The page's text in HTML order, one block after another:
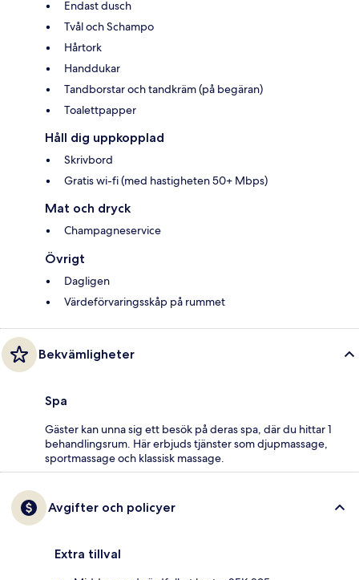
Endast dusch
Tvål och Schampo
Hårtork
Handdukar
Tandborstar och tandkräm (på begäran)
Toalettpapper
Håll dig uppkopplad
Skrivbord
Gratis wi-fi (med hastigheten 50+ Mbps)
Mat och dryck
Champagneservice
Övrigt
Dagligen
Värdeförvaringsskåp på rummet
Bekvämligheter
Spa
Gäster kan unna sig ett besök på deras spa, där du hittar 1
behandlingsrum. Här erbjuds tjänster som djupmassage,
sportmassage och klassisk massage.
Avgifter och policyer
Extra tillval